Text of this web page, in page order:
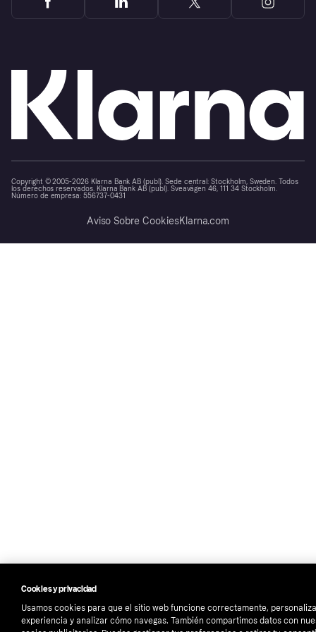
Copyright © 2005-2026 Klarna Bank AB (publ). Sede central: Stockholm, Sweden. Todos
los derechos reservados. Klarna Bank AB (publ). Sveavägen 46, 111 34 Stockholm.
Número de empresa: 556737-0431
Aviso Sobre CookiesKlarna.com
Cookies y privacidad
Usamos cookies para que el sitio web funcione correctamente,
experiencia y analizar cómo navegas. También compartimos datos con